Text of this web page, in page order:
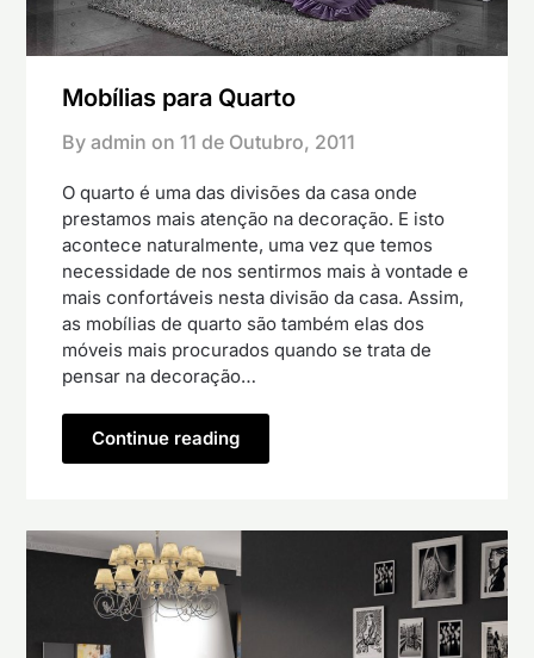
Mobílias para Quarto
By admin on 11 de Outubro, 2011
O quarto é uma das divisões da casa onde
prestamos mais atenção na decoração. E isto
acontece naturalmente, uma vez que temos
necessidade de nos sentirmos mais à vontade e
mais confortáveis nesta divisão da casa. Assim,
as mobílias de quarto são também elas dos
móveis mais procurados quando se trata de
pensar na decoração…
Continue reading